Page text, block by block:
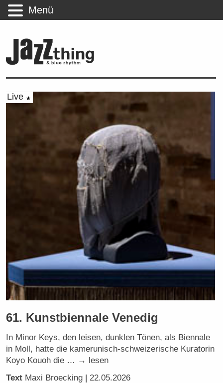
Live
61. Kunstbiennale Venedig
In Minor Keys, den leisen, dunklen Tönen, als Biennale
in Moll, hatte die kamerunisch-schweizerische Kuratorin
Koyo Kouoh die … → lesen
Text Maxi Broecking | 22.05.2026
Menü